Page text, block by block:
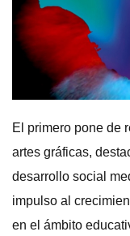
El primero pone de
artes gráficas,
desarrollo social
impulso al
en el ámbito